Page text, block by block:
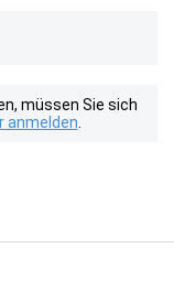
müssen Sie sich
anmelden